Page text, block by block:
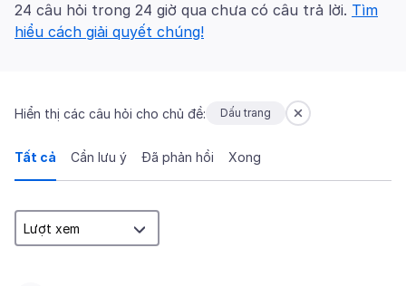
24 câu hỏi trong 24 giờ qua chưa có câu trả lời. Tìm
hiểu cách giải quyết chúng!
Hiển thị các câu hỏi cho chủ đề: Dấu trang
Tất cả Cần lưu ý Đã phản hồi Xong